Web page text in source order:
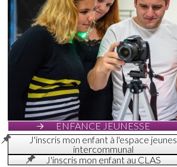
ENFANCE JEUNESSE
J'inscris mon enfant à l'espace jeunes
intercommunal
J'inscris mon enfant au CLAS